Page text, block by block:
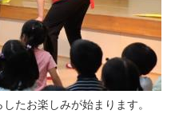
たお楽しみが始まります。